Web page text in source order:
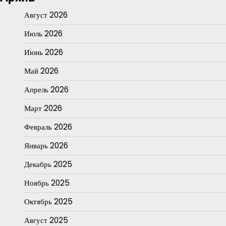
Август 2026
Июль 2026
Июнь 2026
Май 2026
Апрель 2026
Март 2026
Февраль 2026
Январь 2026
Декабрь 2025
Ноябрь 2025
Октябрь 2025
Август 2025